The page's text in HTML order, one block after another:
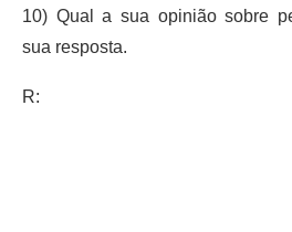
10) Qual a sua opinião sobre
sua resposta.
R: